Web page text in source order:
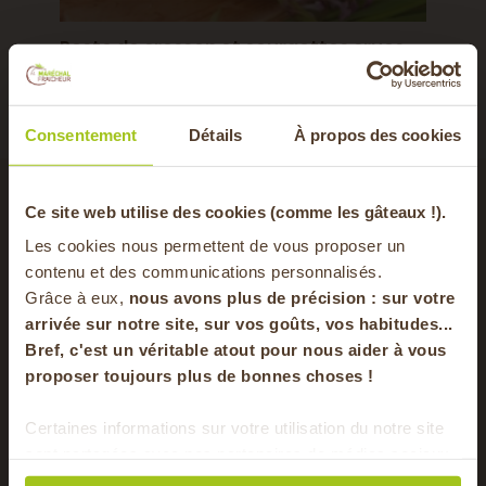
Consentement Détails À propos des cookies
Ce site web utilise des cookies (comme les gâteaux !).
Les cookies nous permettent de vous proposer un
contenu et des communications personnalisés.
Grâce à eux, nous avons plus de précision : sur votre
arrivée sur notre site, sur vos goûts, vos habitudes...
Bref, c'est un véritable atout pour nous aider à vous
proposer toujours plus de bonnes choses !
Certaines informations sur votre utilisation du notre site
de publicité et d'analyse. Ces données peuvent être
Pesto de cresson et courgettes crues
pour cette recette
HVE
LÉGUMES
HVE
-20% offerts sur
votre panier
en vous inscrivant à notre newsletter
Pour faire le plein chaque semaine de bons